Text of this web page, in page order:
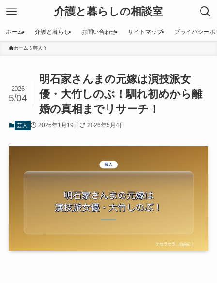
介護と暮らしの相談室
ホーム 介護と暮らし お問い合わせ サイトマップ プライバシーポ
ホーム 芸人
明石家さんまの元嫁は演技派女
優・大竹しのぶ！馴れ初めから離
婚の真相までリサーチ！
2026
5/04
芸人 2025年1月19日 2026年5月4日